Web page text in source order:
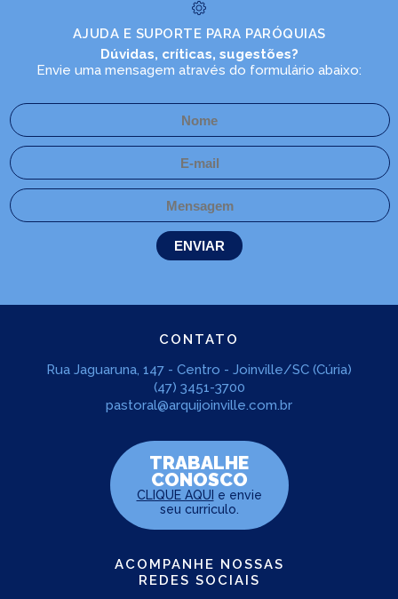
AJUDA E SUPORTE PARA PARÓQUIAS
Dúvidas, críticas, sugestões?
Envie uma mensagem através do formulário abaixo:
CONTATO
Rua Jaguaruna, 147 - Centro - Joinville/SC (Cúria)
(47) 3451-3700
pastoral@arquijoinville.com.br
TRABALHE
CONOSCO
CLIQUE AQUI e envie
seu curriculo.
ACOMPANHE NOSSAS
REDES SOCIAIS